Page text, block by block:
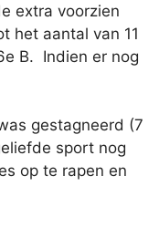
extra voorzien
het aantal van 11
B. Indien er nog
gestagneerd (7
sport nog
op te rapen en